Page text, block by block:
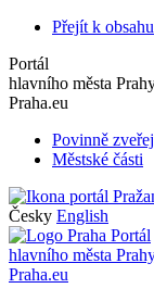
Přejít k obsahu
Portál
hlavního města
Praha.eu
Povinně
Městské části
Česky English
Portál
hlavního města
Praha.eu